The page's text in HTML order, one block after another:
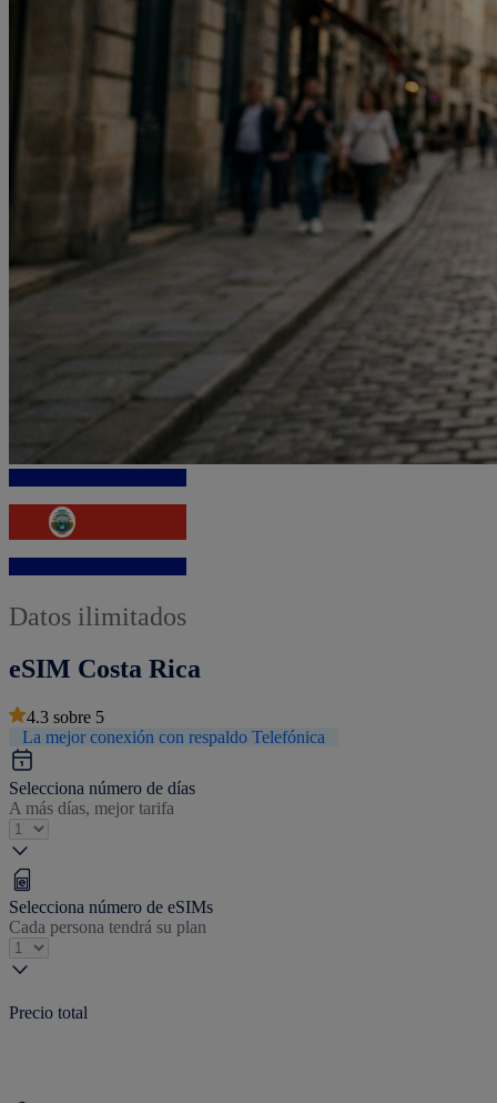
Datos ilimitados
eSIM Costa Rica
4.3 sobre 5
La mejor conexión con respaldo Telefónica
Selecciona número de días
A más días, mejor tarifa
Selecciona número de eSIMs
Cada persona tendrá su plan
Precio total